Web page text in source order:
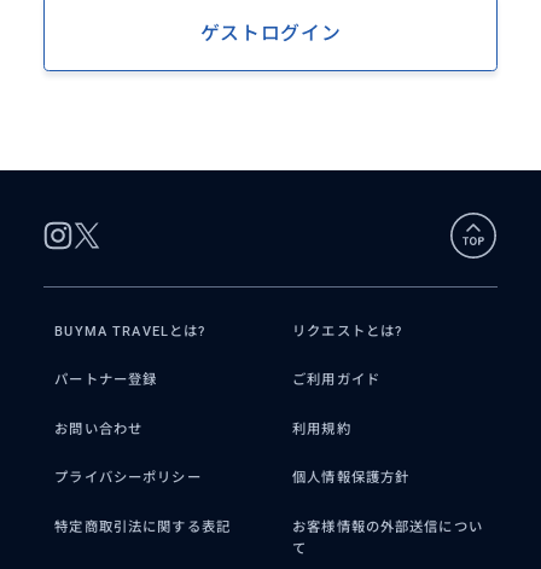
ゲストログイン
BUYMA TRAVELとは? リクエストとは?
パートナー登録 ご利用ガイド
お問い合わせ 利用規約
プライバシーポリシー 個人情報保護方針
特定商取引法に関する表記
お客様情報の外部送信につい
て